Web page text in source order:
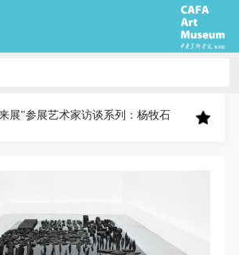
展"参展艺术家访谈系列：杨牧石
出版授权协议书
意将本人参与中央美术学院美术馆
开出版，并同意编入《中国知识资
术学院资料库》《中央美术学院美
出版授权协议书
意将本人参与中央美术学院美术馆
开出版，并同意编入《中国知识资
术学院资料库》《中央美术学院美
出版授权协议书
意将本人参与中央美术学院美术馆
开出版，并同意编入《中国知识资
术学院资料库》《中央美术学院美